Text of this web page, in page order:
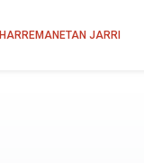
HARREMANETAN JARRI